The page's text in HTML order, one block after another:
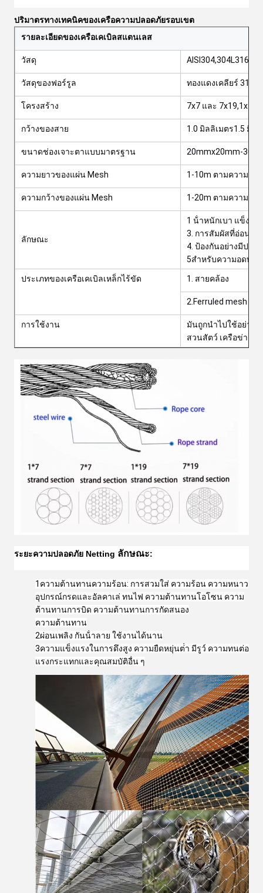
ปริมาตรทางเทคนิคของเครือความปลอดภัยรอบเขต
รายละเอียดของเครือเคเบิลสแตนเลส
วัสดุ AISI304,304L316สา
วัสดุของฟอร์รูล ทองแดงเคลียร์ 316
โครงสร้าง 7x7 และ 7x19,1x19
กว้างของสาย 1.0 มิลลิเมตร1.5 มิล
ขนาดช่องเจาะตาแบบมาตรฐาน 20mmx20mm-
ความยาวของแผ่น Mesh 1-10m ตามความต้อ
ความกว้างของแผ่น Mesh 1-20m ตามความต้อ
ลักษณะ
1 น้ําหนักเบา แข็งแร
3. การสัมผัสที่อ่อนโ
4. ป้องกันอย่างมีปร
5สําหรับความอดทน
ประเภทของเครือเคเบิลเหล็กไร้ขัด 1. สายคล้อง
2.Ferruled mesh กา
การใช้งาน
มันถูกนําไปใช้อย่าง
สวนสัตว์ เครือข่ายรั้
ระยะความปลอดภัย Netting ลักษณะ:
1ความต้านทานความร้อน: การสวมใส่ ความร้อน ความหนาว
อุปกรณ์กรดและอัลคาเล่ ทนไฟ ความต้านทานโอโซน ความ
ต้านทานการบิด ความต้านทานการกัดสนอง
ความต้านทาน
2ผ่อนเพลิง กันน้ําลาย ใช้งานได้นาน
3ความแข็งแรงในการดึงสูง ความยืดหยุ่นต่ํา มีรูว์ ความทนต่อ
แรงกระแทกและคุณสมบัติอื่น ๆ